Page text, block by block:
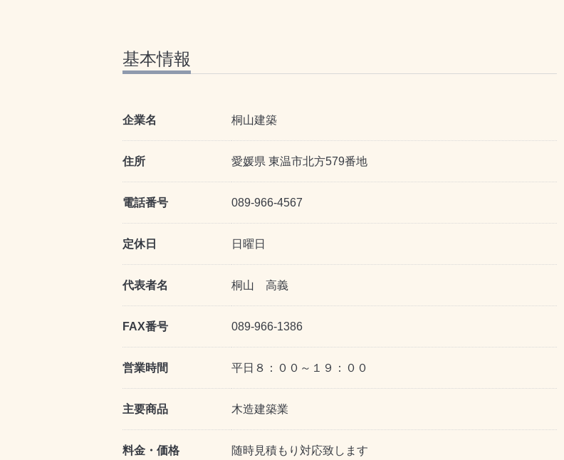
基本情報
企業名 桐山建築
住所 愛媛県 東温市北方579番地
電話番号 089-966-4567
定休日 日曜日
代表者名 桐山 高義
FAX番号 089-966-1386
営業時間 平日８：００～１９：００
主要商品 木造建築業
料金・価格 随時見積もり対応致します